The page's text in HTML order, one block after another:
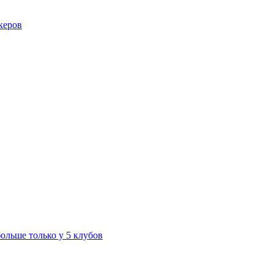
только у 5 клубов